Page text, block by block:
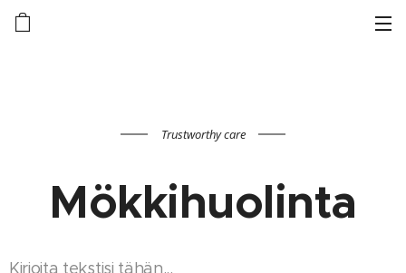
Trustworthy care
Mökkihuolinta
Kirjoita tekstisi tähän...